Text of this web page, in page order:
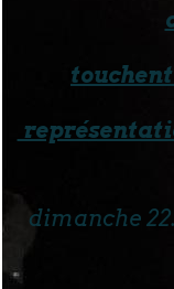
dimanche